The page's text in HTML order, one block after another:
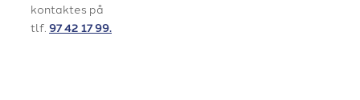
kontaktes på
tlf. 97 42 17 99.